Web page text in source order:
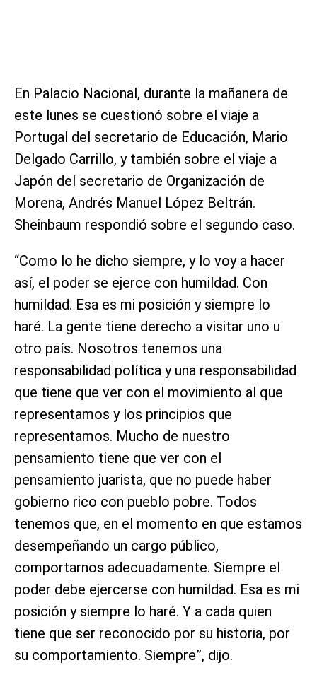
En Palacio Nacional, durante la mañanera de
este lunes se cuestionó sobre el viaje a
Portugal del secretario de Educación, Mario
Delgado Carrillo, y también sobre el viaje a
Japón del secretario de Organización de
Morena, Andrés Manuel López Beltrán.
Sheinbaum respondió sobre el segundo caso.
“Como lo he dicho siempre, y lo voy a hacer
así, el poder se ejerce con humildad. Con
humildad. Esa es mi posición y siempre lo
haré. La gente tiene derecho a visitar uno u
otro país. Nosotros tenemos una
responsabilidad política y una responsabilidad
que tiene que ver con el movimiento al que
representamos y los principios que
representamos. Mucho de nuestro
pensamiento tiene que ver con el
pensamiento juarista, que no puede haber
gobierno rico con pueblo pobre. Todos
tenemos que, en el momento en que estamos
desempeñando un cargo público,
comportarnos adecuadamente. Siempre el
poder debe ejercerse con humildad. Esa es mi
posición y siempre lo haré. Y a cada quien
tiene que ser reconocido por su historia, por
su comportamiento. Siempre”, dijo.